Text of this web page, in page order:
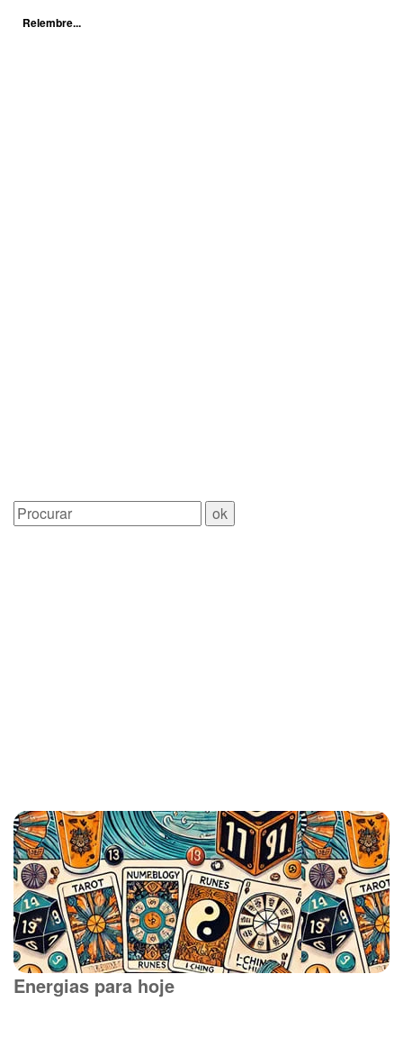
Relembre...
Energias para hoje